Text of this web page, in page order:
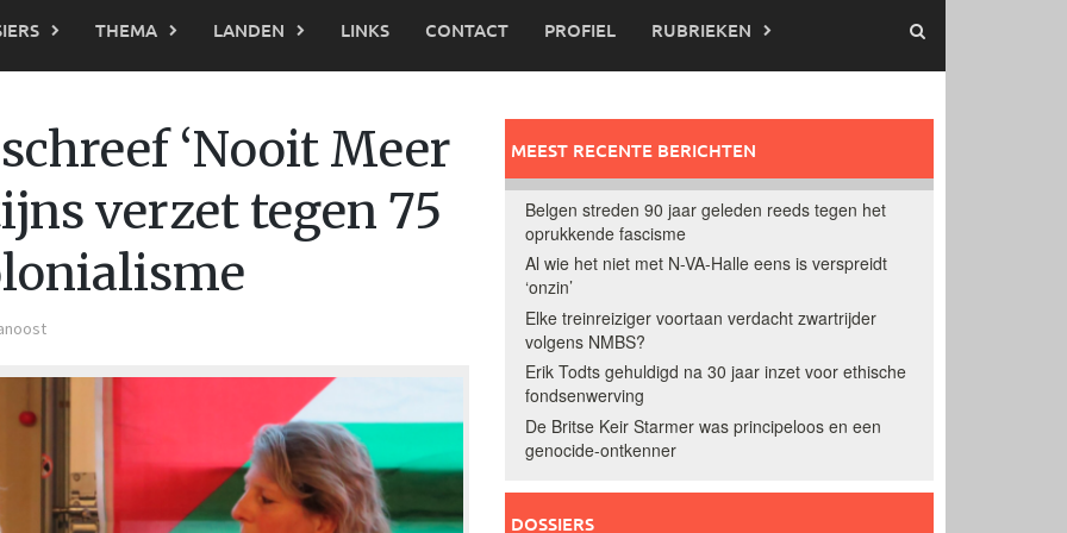
THEMA LANDEN LINKS CONTACT PROFIEL RUBRIEKEN
‘Nooit Meer
verzet tegen 75
MEEST RECENTE BERICHTEN
Belgen streden 90 jaar geleden reeds tegen het
oprukkende fascisme
Al wie het niet met N-VA-Halle eens is verspreidt
‘onzin’
Elke treinreiziger voortaan verdacht zwartrijder
volgens NMBS?
Erik Todts gehuldigd na 30 jaar inzet voor ethische
fondsenwerving
De Britse Keir Starmer was principeloos en een
genocide-ontkenner
DOSSIERS